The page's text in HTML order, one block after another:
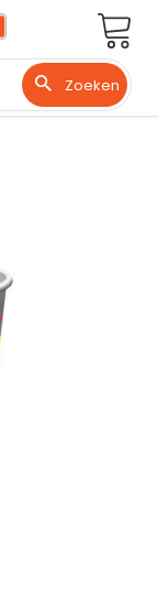
Zoeken